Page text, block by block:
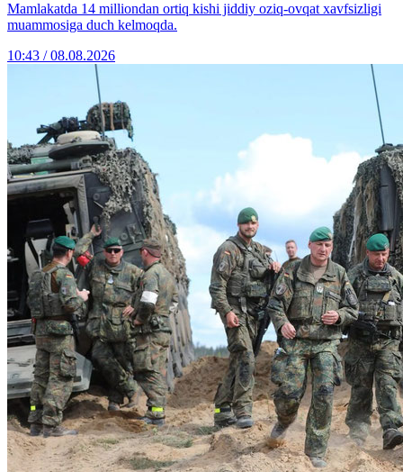
Mamlakatda 14 milliondan ortiq kishi jiddiy oziq-ovqat xavfsizligi
muammosiga duch kelmoqda.
10:43 / 08.08.2026